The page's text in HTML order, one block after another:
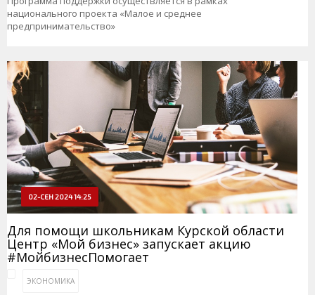
национального проекта «Малое и среднее
предпринимательство»
02-СЕН 2024 14:25
Для помощи школьникам Курской области
Центр «Мой бизнес» запускает акцию
#МойбизнесПомогает
ЭКОНОМИКА